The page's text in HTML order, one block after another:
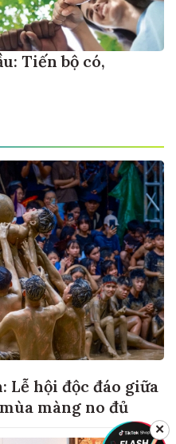
Tiến bộ có,
Lễ hội độc đáo giữa
màng no đủ
✕